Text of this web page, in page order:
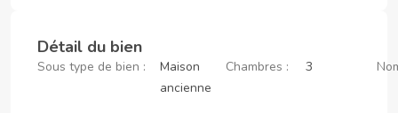
Détail du bien
Sous type de bien :
Maison
ancienne
Chambres : 3